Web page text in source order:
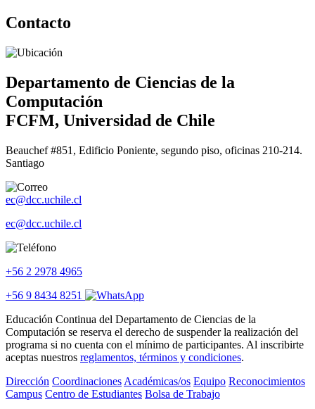
Contacto
Departamento de Ciencias de la
Computación
FCFM, Universidad de Chile
Beauchef #851, Edificio Poniente, segundo piso, oficinas 210-214.
Santiago
ec@dcc.uchile.cl
ec@dcc.uchile.cl
+56 2 2978 4965
+56 9 8434 8251
Educación Continua del Departamento de Ciencias de la
Computación se reserva el derecho de suspender la realización del
programa si no cuenta con el mínimo de participantes. Al inscribirte
aceptas nuestros reglamentos, términos y condiciones.
Dirección Coordinaciones Académicas/os Equipo Reconocimientos
Campus Centro de Estudiantes Bolsa de Trabajo